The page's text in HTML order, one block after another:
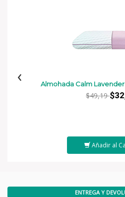
Almohada Calm
$49,19
Añadir al
‹
ENTREGA Y